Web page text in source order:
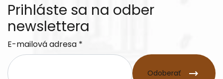
Prihláste sa na odber
newslettera
E-mailová adresa *
Odoberať